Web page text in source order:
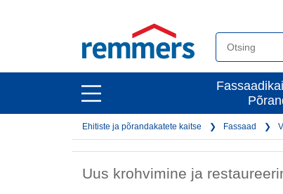
open
main
navigation
open
main
navigation
Ehitiste ja põrandakatete kaitse Fassaad
Uus krohvimine ja